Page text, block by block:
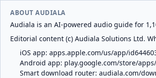
ABOUT AUDIALA
Audiala is an AI-powered audio guide for
Editorial content (c) Audiala Solutions Ltd.
iOS app: apps.apple.com/us/app/
Android app: play.google.com/store/
Smart download router: audiala.com/